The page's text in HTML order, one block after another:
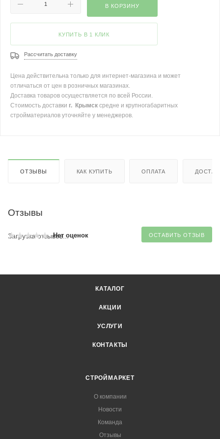
В КОРЗИНУ
КУПИТЬ В 1 КЛИК
Рассчитать доставку
Цена действительна только для интернет-магазина и может
отличаться от цен в розничных магазинах.
Доставка товаров осуществляется по всей России.
Стоимость доставки г. Крымск средне и крупногабаритных
стройматериалов уточняйте у менеджеров.
ОТЗЫВЫ КАК КУПИТЬ ОПЛАТА
Отзывы
Нет оценок ОСТАВИТЬ ОТЗЫВ
Загрузка отзывов...
КАТАЛОГ
АКЦИИ
УСЛУГИ
КОНТАКТЫ
СТРОЙМАРКЕТ
О компании
Новости
Команда
Отзывы